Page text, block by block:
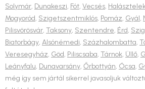
Solymár, Dunakeszi, Fót, Vecsés, Halásztelek
Mogyoród, Szigetszentmiklós, Pomáz, Gyál,
Pilisvörösvár, Taksony, Szentendre, Érd,
Biatorbágy, Alsónémedi, Százhalombatta,
Veresegyház, Göd, Piliscsaba, Tárnok, Üllő,
Leányfalu, Dunavarsány, Őrbottyán, Ócsa,
még így sem jártál sikerrel javasoljuk